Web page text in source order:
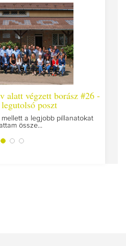
végzett borász #26 -
poszt
a legjobb pillanatokat
össze...